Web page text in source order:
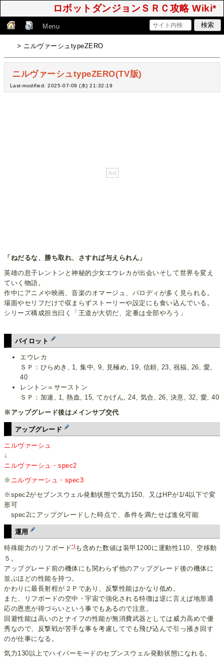
ロボットダンジョンＳＲＣ攻略 Wiki*
Menu
> ニルヴァーシュtypeZERO
ニルヴァーシュtypeZERO(TV版)
Last-modified: 2025-07-09 (水) 21:32:19
「ねだるな、勝ち取れ、さすれば与えられん」
英雄の息子レントンと神秘的少女エウレカが出会いそして世界を変え
ていく物語。
作中にアニメや映画、音楽のオマージュ、パロディが多く見られる。
場面やセリフだけで収まらずストーリーや設定にも食い込んでいる。
シリーズ構成担当曰く「王道が大切だ、定番は全部やろう」
パイロット
エウレカ
ＳＰ：ひらめき, 1, 集中, 9, 見極め, 19, 信頼, 23, 祝福, 26, 愛,
40
レントン＝サーストン
ＳＰ：加速, 1, 熱血, 15, てかげん, 24, 気合, 26, 決意, 32, 愛, 40
※アップグレード後はメインサブ交代
アップグレード
ニルヴァーシュ
↓
ニルヴァーシュ・spec2
※ ニルヴァーシュ・spec3
※spec2がセブンスウェル発動状態で気力150、又はHPが1/4以下で変
形可
spec2にアップグレードした時点で、条件を満たせば進化可能
運用
特殊能力のリフボード*1も含めた数値は装甲1200に運動性110、空移動
５。
アップグレード前の機体にも関わらず他のアップグレード後の機体に
並ぶほどの性能を持つ。
かわりに最長射程が２Ｐであり、反撃性能はかなり低め。
また、リフボードの空中・宇宙で強化される特徴は逆に言えば地形適
応の恩恵が得づらいという事でもあるので注意。
回避性能は高いのとナイフの性能が無消費武器としては威力高めで優
秀なので、反撃戦が苦手な事を考慮してでも飛び込んで引っ掻き回す
のが仕事になる。
気力130以上でハイパーモードのセブンスウェル発動状態になれる。